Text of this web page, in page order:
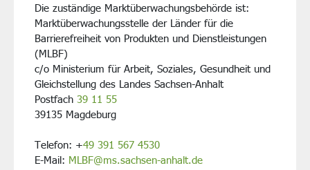
Die zuständige Marktüberwachungsbehörde ist:
Marktüberwachungsstelle der Länder für die
Barrierefreiheit von Produkten und Dienstleistungen
(MLBF)
c/o Ministerium für Arbeit, Soziales, Gesundheit und
Gleichstellung des Landes Sachsen-Anhalt
Postfach 39 11 55
39135 Magdeburg
Telefon: +49 391 567 4530
E-Mail: MLBF@ms.sachsen-anhalt.de